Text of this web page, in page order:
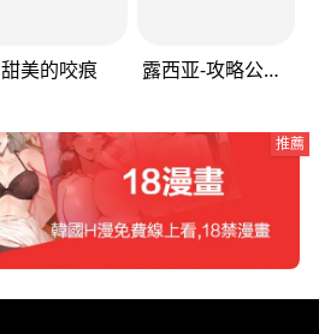
甜美的咬痕 露西亚-攻略公爵计划
推薦